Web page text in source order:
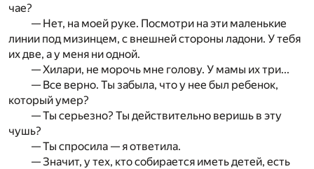
чае?
— Нет, на моей руке. Посмотри на эти маленькие
линии под мизинцем, с внешней стороны ладони. У тебя
их две, а у меня ни одной.
— Хилари, не морочь мне голову. У мамы их три...
— Все верно. Ты забыла, что у нее был ребенок,
который умер?
— Ты серьезно? Ты действительно веришь в эту
чушь?
— Ты спросила — я ответила.
— Значит, у тех, кто собирается иметь детей, есть